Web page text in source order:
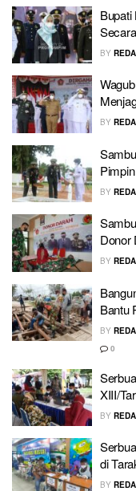
Bupati
BY
BY
BY
Donor
BY
Bantu
BY
0
XIII/
BY
di
BY